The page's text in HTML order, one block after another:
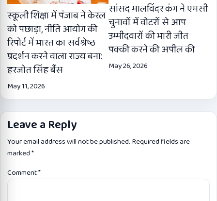
स्कूली शिक्षा में पंजाब ने केरल
को पछाड़ा, नीति आयोग की
रिपोर्ट में भारत का सर्वश्रेष्ठ
प्रदर्शन करने वाला राज्य बना:
हरजोत सिंह बैंस
May 11, 2026
सांसद मालविंदर कंग ने एमसी
चुनावों में वोटरों से आप
उम्मीदवारों की भारी जीत
पक्की करने की अपील की
May 26, 2026
Leave a Reply
Your email address will not be published. Required fields are
marked*
Comment*